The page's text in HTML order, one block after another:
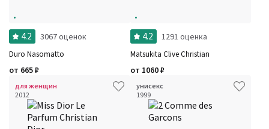
4.2 3067 оценок
Duro Nasomatto
от 665₽
4.2 1291 оценка
Matsukita Clive Christian
от 1060₽
для женщин
2012
унисекс
1999